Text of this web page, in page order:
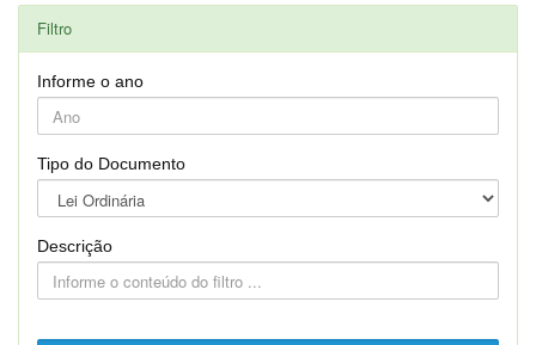
Filtro
Informe o ano
Tipo do Documento
Descrição